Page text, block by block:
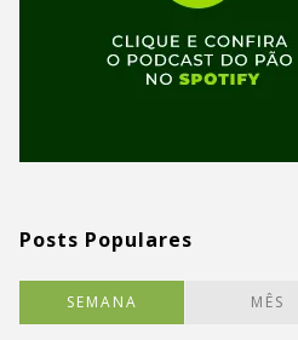
Posts Populares
SEMANA MÊS